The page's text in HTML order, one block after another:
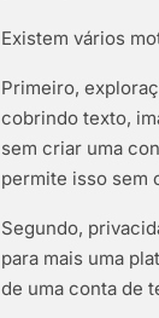
Existem vários
Primeiro,
cobrindo texto,
sem criar uma
permite isso sem
Segundo,
para mais uma
de uma conta de